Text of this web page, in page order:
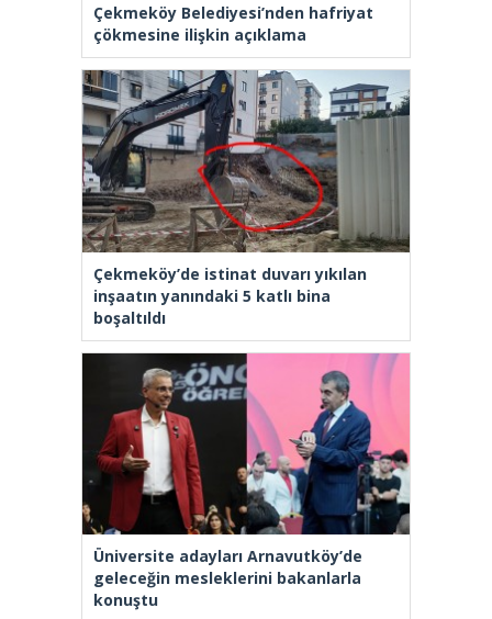
Çekmeköy Belediyesi’nden hafriyat
çökmesine ilişkin açıklama
Çekmeköy’de istinat duvarı yıkılan
inşaatın yanındaki 5 katlı bina
boşaltıldı
Üniversite adayları Arnavutköy’de
geleceğin mesleklerini bakanlarla
konuştu